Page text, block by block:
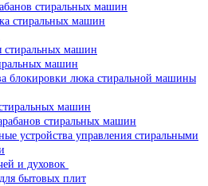
стиральных машин
стиральных машин
стиральных машин
машин
блокировки люка стиральной машины
машин
стиральных машин
устройства управления стиральными
и духовок
бытовых плит